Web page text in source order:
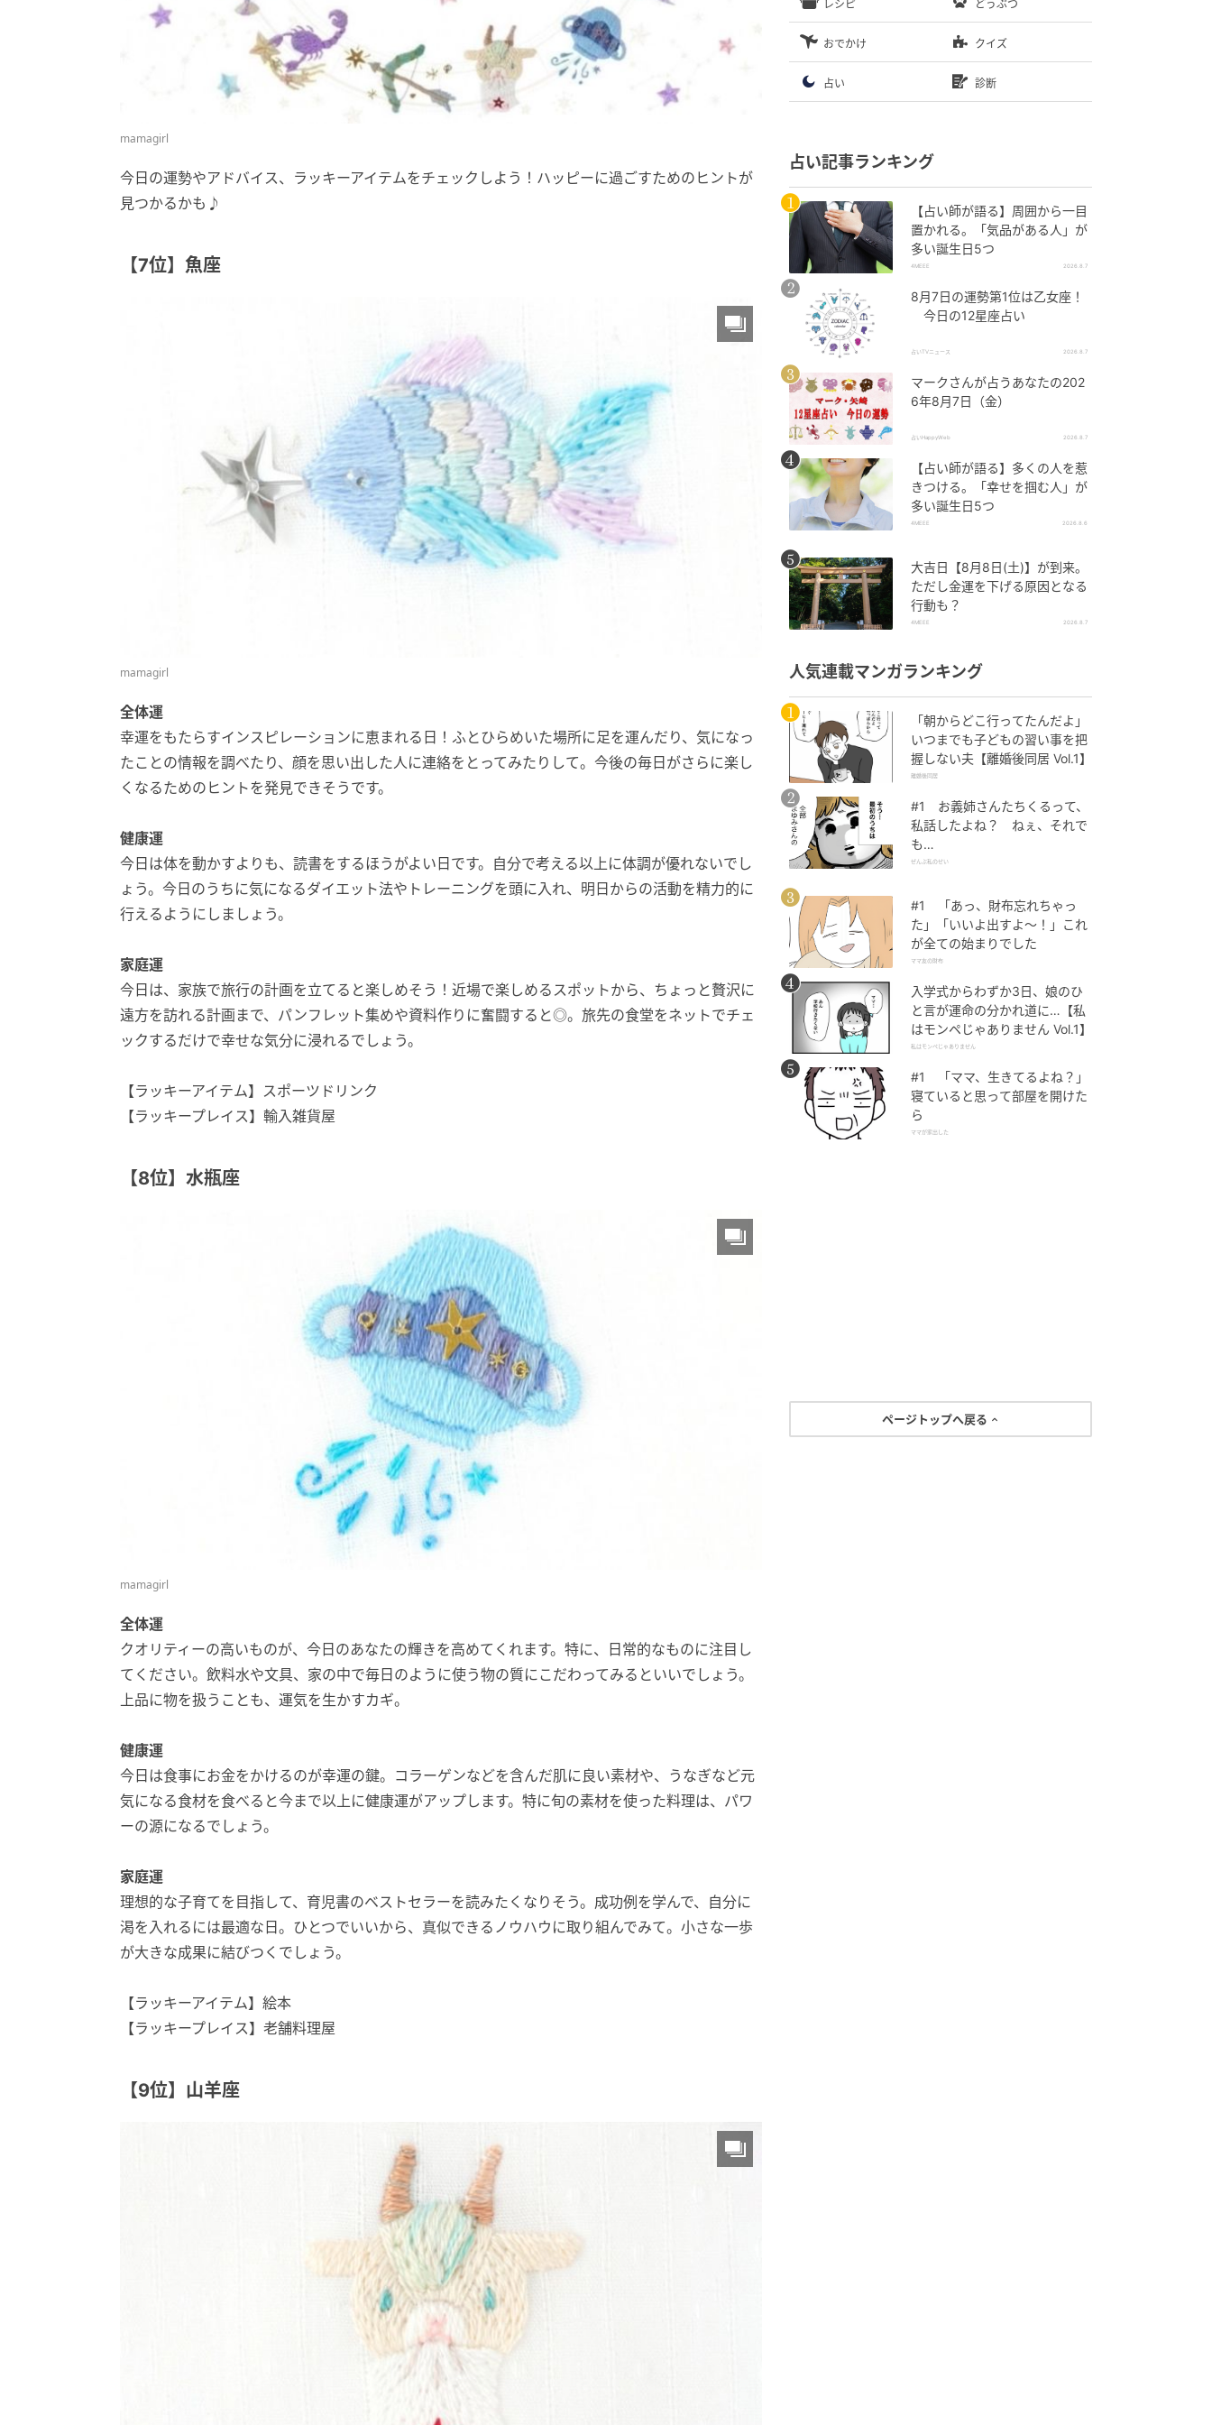
mamagirl
今日の運勢やアドバイス、ラッキーアイテムをチェックしよう！ハッピーに過ごすためのヒントが
見つかるかも♪
【7位】魚座
mamagirl
全体運
幸運をもたらすインスピレーションに恵まれる日！ふとひらめいた場所に足を運んだり、気になっ
たことの情報を調べたり、顔を思い出した人に連絡をとってみたりして。今後の毎日がさらに楽し
くなるためのヒントを発見できそうです。
健康運
今日は体を動かすよりも、読書をするほうがよい日です。自分で考える以上に体調が優れないでし
ょう。今日のうちに気になるダイエット法やトレーニングを頭に入れ、明日からの活動を精力的に
行えるようにしましょう。
家庭運
今日は、家族で旅行の計画を立てると楽しめそう！近場で楽しめるスポットから、ちょっと贅沢に
遠方を訪れる計画まで、パンフレット集めや資料作りに奮闘すると◎。旅先の食堂をネットでチェ
ックするだけで幸せな気分に浸れるでしょう。
【ラッキーアイテム】スポーツドリンク
【ラッキープレイス】輸入雑貨屋
【8位】水瓶座
mamagirl
全体運
クオリティーの高いものが、今日のあなたの輝きを高めてくれます。特に、日常的なものに注目し
てください。飲料水や文具、家の中で毎日のように使う物の質にこだわってみるといいでしょう。
上品に物を扱うことも、運気を生かすカギ。
健康運
今日は食事にお金をかけるのが幸運の鍵。コラーゲンなどを含んだ肌に良い素材や、うなぎなど元
気になる食材を食べると今まで以上に健康運がアップします。特に旬の素材を使った料理は、パワ
ーの源になるでしょう。
家庭運
理想的な子育てを目指して、育児書のベストセラーを読みたくなりそう。成功例を学んで、自分に
渇を入れるには最適な日。ひとつでいいから、真似できるノウハウに取り組んでみて。小さな一歩
が大きな成果に結びつくでしょう。
【ラッキーアイテム】絵本
【ラッキープレイス】老舗料理屋
【9位】山羊座
レシピ どうぶつ
おでかけ クイズ
占い 診断
占い記事ランキング
【占い師が語る】周囲から一目
置かれる。「気品がある人」が
多い誕生日5つ
4MEEE 2026.8.7
8月7日の運勢第1位は乙女座！
今日の12星座占い
占いTVニュース 2026.8.7
マークさんが占うあなたの202
6年8月7日（金）
占いHappyWeb 2026.8.7
【占い師が語る】多くの人を惹
きつける。「幸せを掴む人」が
多い誕生日5つ
4MEEE 2026.8.6
大吉日【8月8日(土)】が到来。
ただし金運を下げる原因となる
行動も？
4MEEE 2026.8.7
人気連載マンガランキング
「朝からどこ行ってたんだよ」
いつまでも子どもの習い事を把
握しない夫【離婚後同居 Vol.1】
離婚後同居
#1 お義姉さんたちくるって、
私話したよね？ ねぇ、それで
も…
ぜんぶ私のせい
#1 「あっ、財布忘れちゃっ
た」「いいよ出すよ〜！」これ
が全ての始まりでした
ママ友の財布
入学式からわずか3日、娘のひ
と言が運命の分かれ道に…【私
はモンペじゃありません Vol.1】
私はモンペじゃありません
#1 「ママ、生きてるよね？」
寝ていると思って部屋を開けた
ら
ママが家出した
ページトップへ戻る